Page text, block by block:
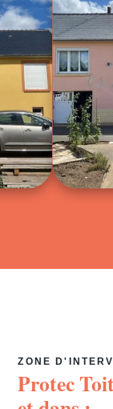
ZONE
Protec